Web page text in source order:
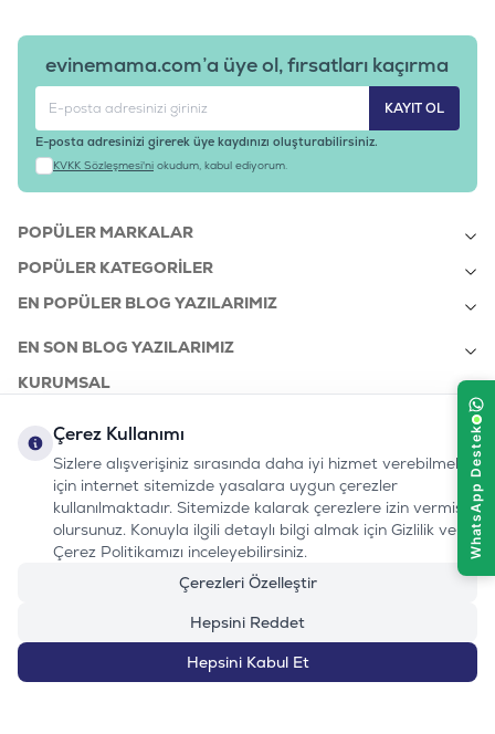
evinemama.com’a üye ol, fırsatları kaçırma
KAYIT OL
E-posta adresinizi girerek üye kaydınızı oluşturabilirsiniz.
KVKK Sözleşmesi'ni okudum, kabul ediyorum.
POPÜLER MARKALAR
POPÜLER KATEGORILER
EN POPÜLER BLOG YAZILARIMIZ
EN SON BLOG YAZILARIMIZ
KURUMSAL
bizi takip edin:
Instagram
Youtube
TiktokFacebook
Linkedin
www.evinemama.com
pati@evinemama.com
0232 7000 212
%100 MUTLU
MÜŞTERI HATTI
(haftaiçi 09.00-17.00)
Çerez Kullanımı
Sizlere alışverişiniz sırasında daha iyi hizmet verebilmek
için internet sitemizde yasalara uygun çerezler
kullanılmaktadır. Sitemizde kalarak çerezlere izin vermiş
olursunuz. Konuyla ilgili detaylı bilgi almak için Gizlilik ve
Çerez Politikamızı inceleyebilirsiniz.
Çerezleri Özelleştir
Hepsini Reddet
Hepsini Kabul Et